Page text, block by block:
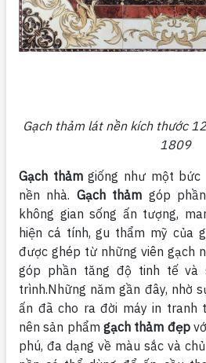
Gạch thảm lát nền kích thước
1809
Gạch thảmgiống như một
nền nhà. Gạch thảm góp
không gian sống ấn tượng,
hiện cá tính, gu thẩm mỹ của
được ghép từ những viên gạch
góp phần tăng độ tinh tế và
trình.Những năm gần đây, nhờ
ấn đã cho ra đời máy in tranh
nên sản phẩm gạch thảm đẹp
phú, đa dạng về màu sắc và